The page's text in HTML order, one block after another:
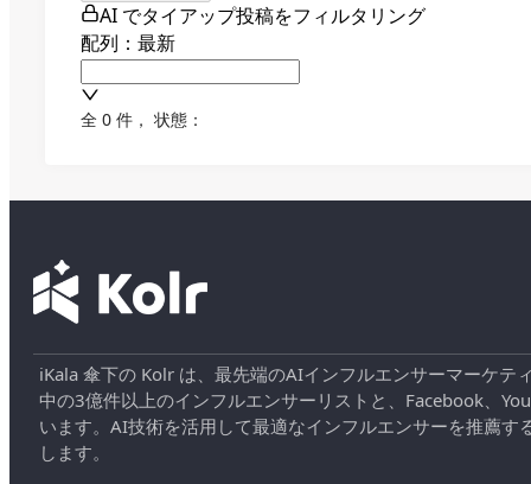
AI でタイアップ投稿をフィルタリング
配列：最新
全 0 件 ， 状態：
iKala 傘下の Kolr は、最先端のAIインフルエンサーマーケ
中の3億件以上のインフルエンサーリストと、Facebook、
います。AI技術を活用して最適なインフルエンサーを推薦
します。